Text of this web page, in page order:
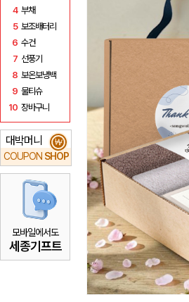
4 부채
5 보조배터리
6 수건
7 선풍기
8 보온보냉백
9 물티슈
10 장바구니
대박머니
COUPON SHOP
₩
모바일에서도
세종기프트